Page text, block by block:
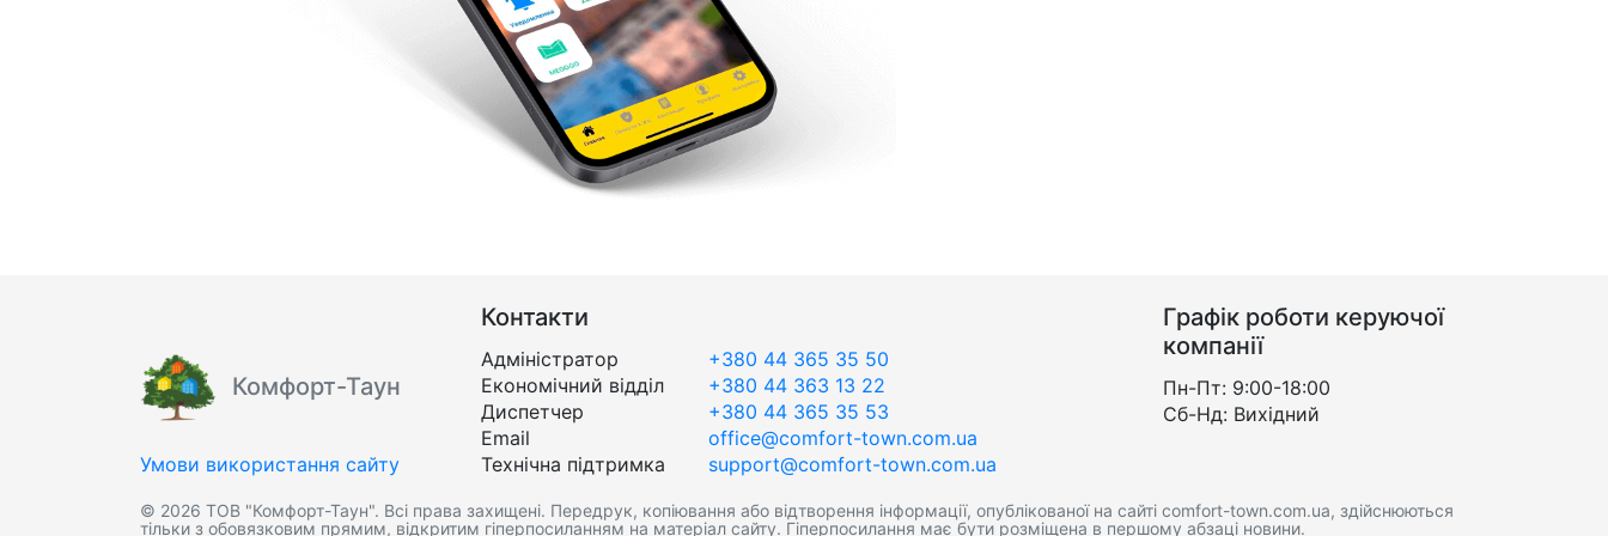
Комфорт-Таун
Умови використання сайту
Контакти
Адміністратор
+380 44 365 35 50
Економічний відділ
+380 44 363 13 22
Диспетчер
+380 44 365 35 53
Email
office@comfort-town.com.ua
Технічна підтримка
support@comfort-town.com.ua
Графік роботи керуючої
компанії
Пн-Пт: 9:00-18:00
Сб-Нд: Вихідний
© 2026 ТОВ "Комфорт-Таун". Всі права захищені. Передрук, копіювання або відтворення інформації, опублікованої на сайті comfort-town.com.ua, здійснюються
тільки з обовязковим прямим, відкритим гіперпосиланням на матеріал сайту. Гіперпосилання має бути розміщена в першому абзаці новини.